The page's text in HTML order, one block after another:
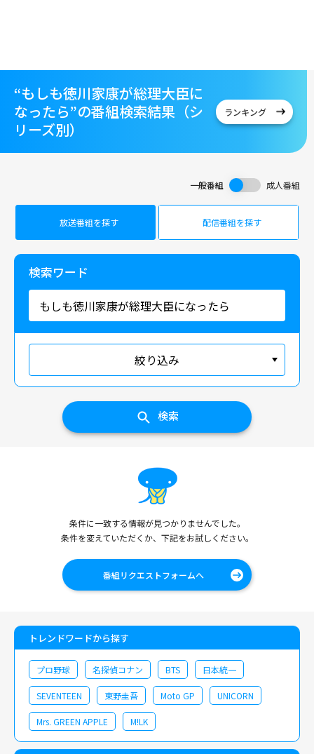
“もしも徳川家康が総理大臣に
なったら”の番組検索結果（シ
リーズ別）
ランキング
一般番組 成人番組
放送番組を探す 配信番組を探す
検索ワード
絞り込み
検索
条件に一致する情報が見つかりませんでした。
条件を変えていただくか、下記をお試しください。
番組リクエストフォームへ
トレンドワードから探す
プロ野球 名探偵コナン BTS 日本統一
SEVENTEEN 東野圭吾 Moto GP UNICORN
Mrs. GREEN APPLE M!LK